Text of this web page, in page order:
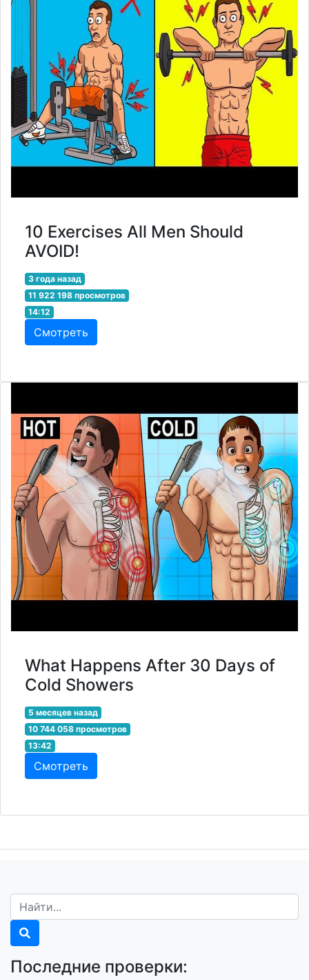
10 Exercises All Men Should
AVOID!
3 года назад
11 922 198 просмотров
14:12
Смотреть
What Happens After 30 Days of
Cold Showers
5 месяцев назад
10 744 058 просмотров
13:42
Смотреть
Последние проверки: